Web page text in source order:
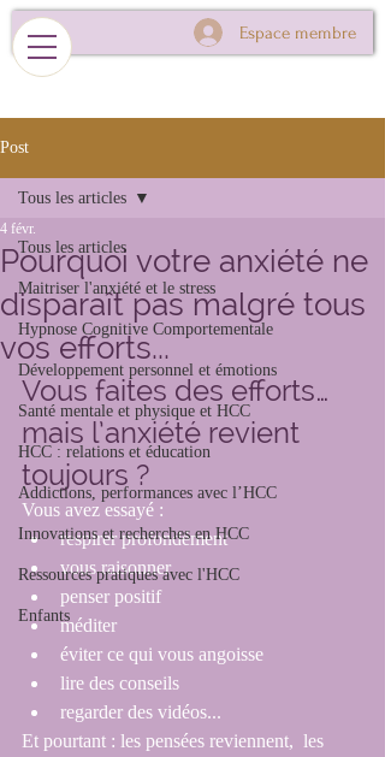
Espace membre
Post
Tous les articles
Maitriser l'anxiété et le stress
Hypnose Cognitive Comportementale
Développement personnel et émotions
Santé mentale et physique et HCC
HCC : relations et éducation
Addictions, performances avec l’HCC
Innovations et recherches en HCC
Ressources pratiques avec l'HCC
Enfants
Tous les articles
Pourquoi votre anxiété ne
disparaît pas malgré tous
vos efforts...
4 févr.
Vous faites des efforts…
mais l’anxiété revient
toujours ?
Vous avez essayé :
respirer profondément
vous raisonner
penser positif
méditer
éviter ce qui vous angoisse
lire des conseils
regarder des vidéos...
Et pourtant : les pensées reviennent,  les